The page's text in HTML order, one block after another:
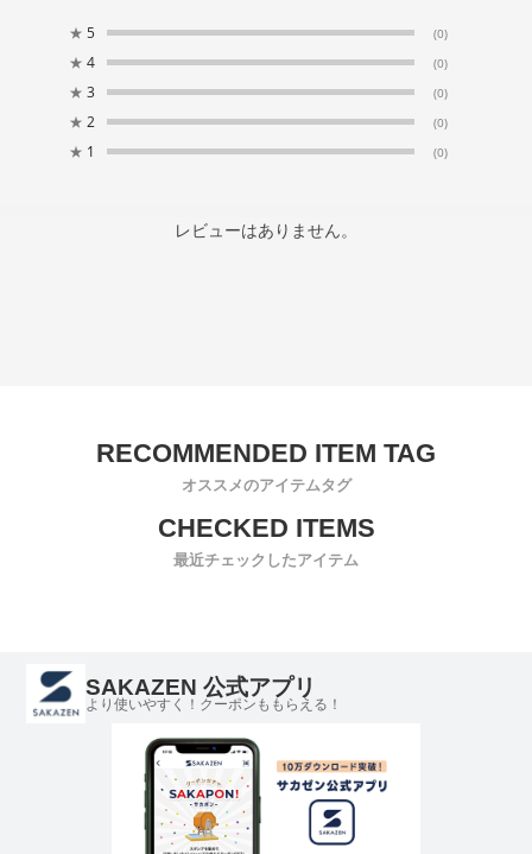
★ 5 (0)
★ 4 (0)
★ 3 (0)
★ 2 (0)
★ 1 (0)
レビューはありません。
オススメのアイテムタグ
最近チェックしたアイテム
SAKAZEN 公式アプリ
より使いやすく！クーポンももらえる！